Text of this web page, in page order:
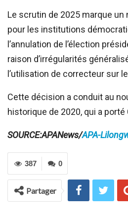
Le scrutin de 2025 marque un
pour les institutions
l’annulation de l’élection
raison d’irrégularités
l’utilisation de correcteur sur
Cette décision a conduit au
historique de 2020, qui a porté
SOURCE:APANews/APA-
0
387
Partager